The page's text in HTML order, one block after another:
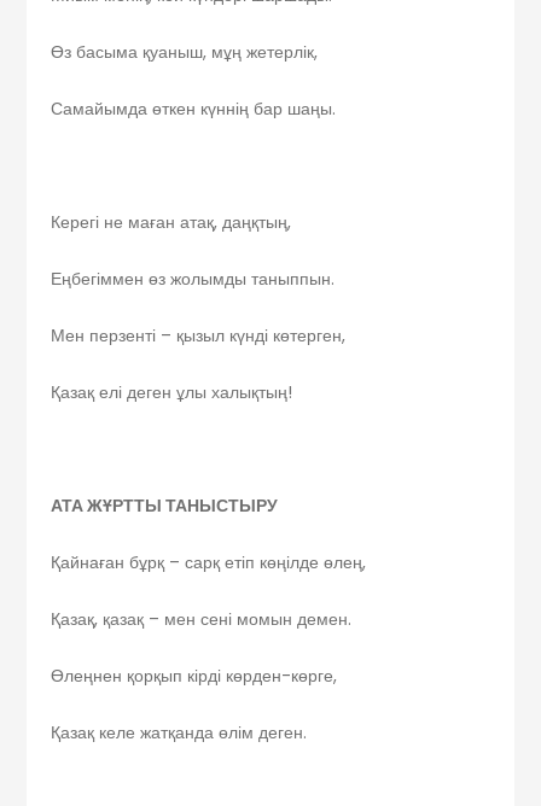
Өз басыма қуаныш, мұң жетерлік,
Самайымда өткен күннің бар шаңы.
Керегі не маған атақ, даңқтың,
Еңбегіммен өз жолымды таныппын.
Мен перзенті – қызыл күнді көтерген,
Қазақ елі деген ұлы халықтың!
АТА ЖҰРТТЫ ТАНЫСТЫРУ
Қайнаған бұрқ – сарқ етіп көңілде өлең,
Қазақ, қазақ – мен сені момын демен.
Өлеңнен қорқып кірді көрден-көрге,
Қазақ келе жатқанда өлім деген.